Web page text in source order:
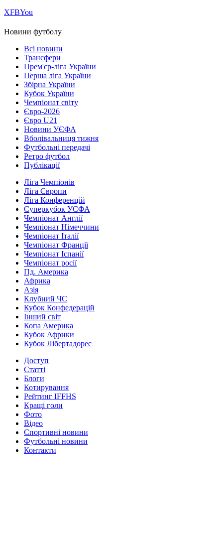
ХFBYou
Новини футболу
Всі новини
Трансфери
Прем'єр-ліга України
Перша ліга України
Збірна України
Кубок України
Чемпіонат світу
Євро-2026
Євро U21
Новини УЄФА
Вболівальниця тижня
Футбольні передачі
Ретро футбол
Публікації
Ліга Чемпіонів
Ліга Європи
Ліга Конференцій
Суперкубок УЄФА
Чемпіонат Англії
Чемпіонат Німеччини
Чемпіонат Італії
Чемпіонат Франції
Чемпіонат Іспанії
Чемпіонат росії
Пд. Америка
Африка
Азія
Клубний ЧС
Кубок Конфедерацій
Інший світ
Копа Америка
Кубок Африки
Кубок Лібертадорес
Доступ
Статті
Блоги
Котирування
Рейтинг IFFHS
Кращі голи
Фото
Відео
Спортивні новини
Футбольні новини
Контакти